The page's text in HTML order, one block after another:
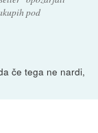
pod
če tega ne nardi,